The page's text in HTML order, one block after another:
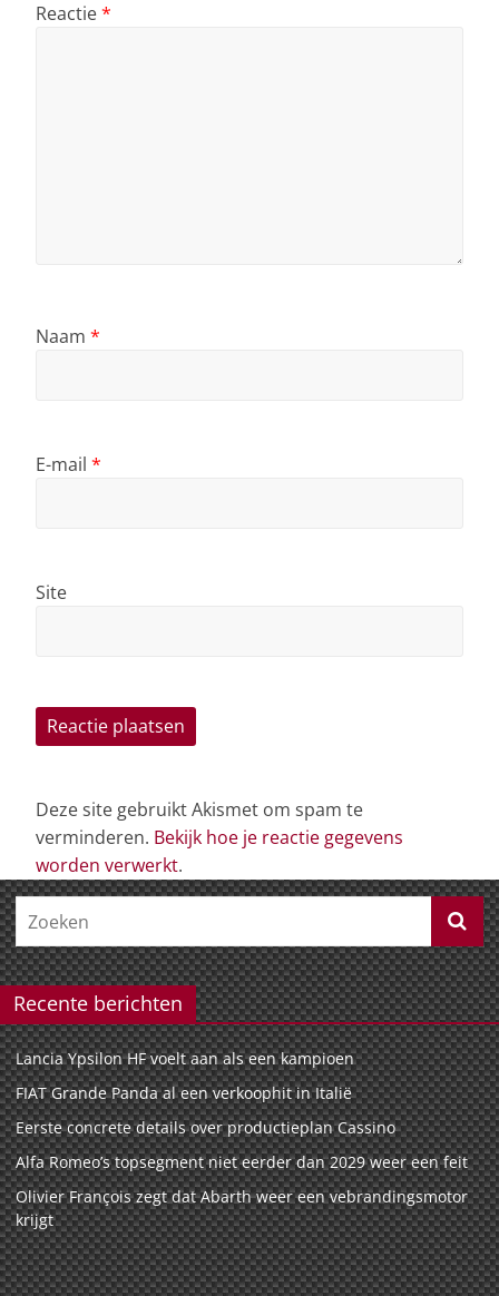
Reactie*
Naam *
E-mail *
Site
Deze site gebruikt Akismet om spam te
verminderen. Bekijk hoe je reactie gegevens
worden verwerkt.
Recente berichten
Lancia Ypsilon HF voelt aan als een kampioen
FIAT Grande Panda al een verkoophit in Italië
Eerste concrete details over productieplan Cassino
Alfa Romeo’s topsegment niet eerder dan 2029 weer een feit
Olivier François zegt dat Abarth weer een vebrandingsmotor
krijgt